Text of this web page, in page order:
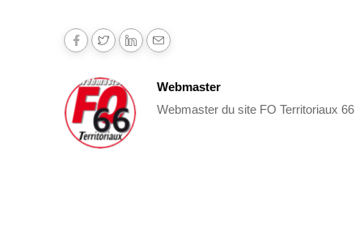
Webmaster
Webmaster du site FO Territoriaux 66